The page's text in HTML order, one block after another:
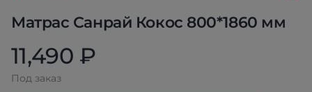
Матрас Санрай Кокос 800*1860 мм
11,490 ₽
Под заказ